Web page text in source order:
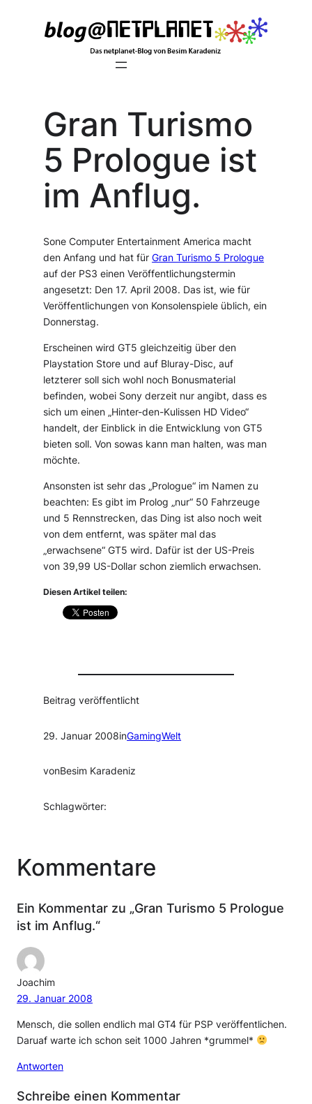
Gran Turismo
5 Prologue ist
im Anflug.
Sone Computer Entertainment America macht
den Anfang und hat fürGran Turismo 5 Prologue
auf der PS3 einen Veröffentlichungstermin
angesetzt: Den 17. April 2008. Das ist, wie für
Veröffentlichungen von Konsolenspiele üblich, ein
Donnerstag.
Erscheinen wird GT5 gleichzeitig über den
Playstation Store und auf Bluray-Disc, auf
letzterer soll sich wohl noch Bonusmaterial
befinden, wobei Sony derzeit nur angibt, dass es
sich um einen „Hinter-den-Kulissen HD Video“
handelt, der Einblick in die Entwicklung von GT5
bieten soll. Von sowas kann man halten, was man
möchte.
Ansonsten ist sehr das „Prologue“ im Namen zu
beachten: Es gibt im Prolog „nur“ 50 Fahrzeuge
und 5 Rennstrecken, das Ding ist also noch weit
von dem entfernt, was später mal das
„erwachsene“ GT5 wird. Dafür ist der US-Preis
von 39,99 US-Dollar schon ziemlich erwachsen.
Diesen Artikel teilen:
Beitrag veröffentlicht
29. Januar 2008inGamingWelt
vonBesim Karadeniz
Schlagwörter:
Kommentare
Ein Kommentar zu „Gran Turismo 5 Prologue
ist im Anflug.“
Joachim
29. Januar 2008
Mensch, die sollen endlich mal GT4 für PSP veröffentlichen.
Daruaf warte ich schon seit 1000 Jahren *grummel*
Antworten
Schreibe einen Kommentar